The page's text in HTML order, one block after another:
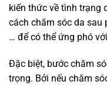
kiến thức về tình trạng
cách chăm sóc da sau
… để có thể ứng phó
Đặc biệt, bước chăm
trọng. Bởi nếu chăm